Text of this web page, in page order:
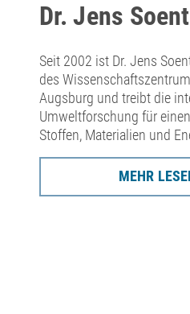
Dr. Jens
Seit 2002 ist Dr. Jens
des
Augsburg und treibt die
Umweltforschung für
Stoffen, Materialien und
MEHR